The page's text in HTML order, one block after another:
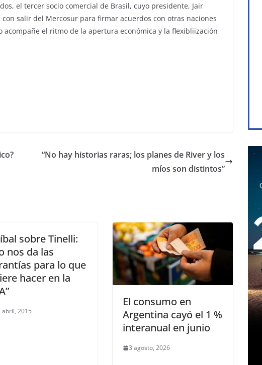
el tercer socio comercial de Brasil, cuyo presidente, Jair
salir del Mercosur para firmar acuerdos con otras naciones
acompañe el ritmo de la apertura económica y la flexibliización
“No hay historias raras; los planes de River y los
míos son distintos”
sobre Tinelli:
nos da las
para lo que
hacer en la
abril, 2015
El consumo en
Argentina cayó el 1 %
interanual en junio
3 agosto, 2026